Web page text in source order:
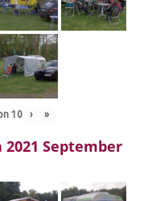
10 › »
2021 September